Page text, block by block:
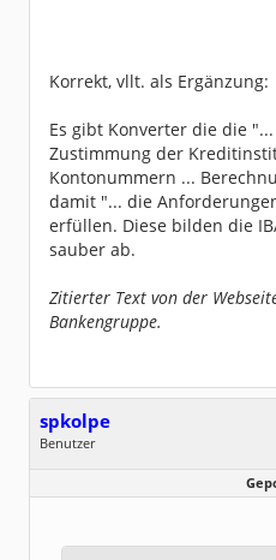
Korrekt, vllt. als Ergänzung:
Es gibt Konverter die die
Zustimmung der
Kontonummern ...
damit "... die
erfüllen. Diese bilden die
sauber ab.
Zitierter Text von der
Bankengruppe.
spkolpe
Benutzer
Beiträge:
131